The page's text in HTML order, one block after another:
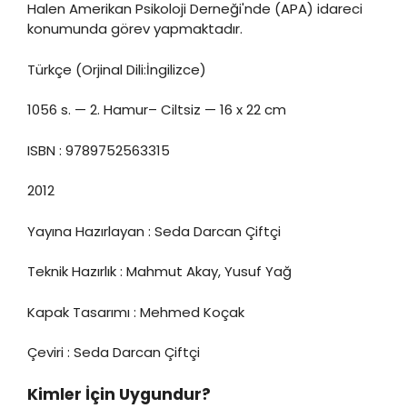
Halen Amerikan Psikoloji Derneği'nde (APA) idareci
konumunda görev yapmaktadır.
Türkçe (Orjinal Dili:İngilizce)
1056 s. — 2. Hamur– Ciltsiz — 16 x 22 cm
ISBN : 9789752563315
2012
Yayına Hazırlayan : Seda Darcan Çiftçi
Teknik Hazırlık : Mahmut Akay, Yusuf Yağ
Kapak Tasarımı : Mehmed Koçak
Çeviri : Seda Darcan Çiftçi
Kimler İçin Uygundur?